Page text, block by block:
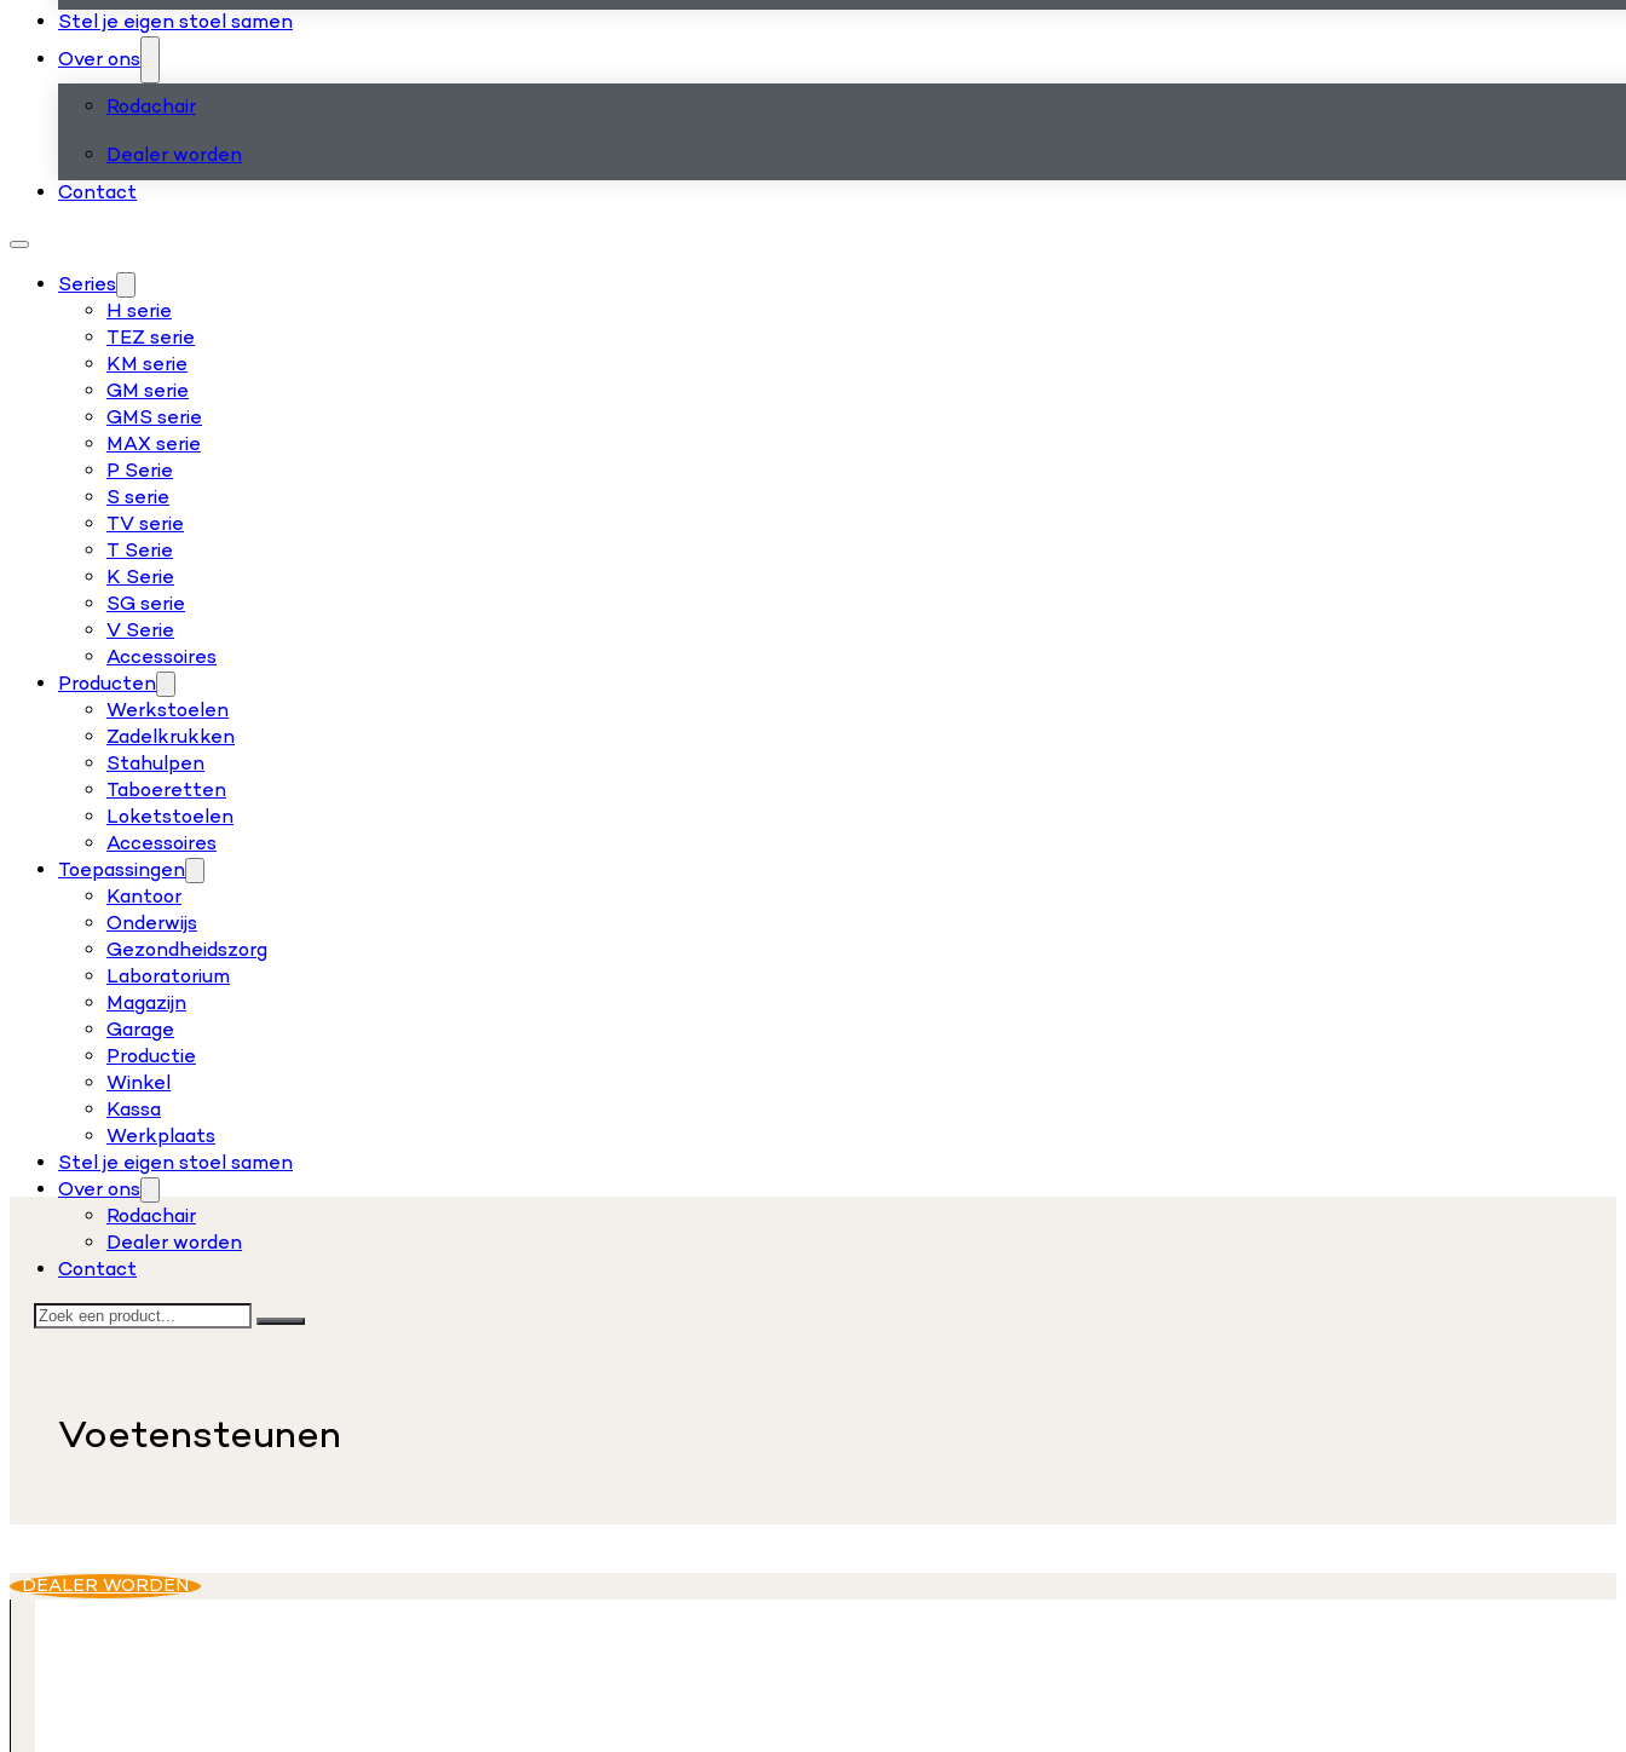
Stel je eigen stoel samen
Over ons
Rodachair
Dealer worden
Contact
Series
H serie
TEZ serie
KM serie
GM serie
GMS serie
MAX serie
P Serie
S serie
TV serie
T Serie
K Serie
SG serie
V Serie
Accessoires
Producten
Werkstoelen
Zadelkrukken
Stahulpen
Taboeretten
Loketstoelen
Accessoires
Toepassingen
Kantoor
Onderwijs
Gezondheidszorg
Laboratorium
Magazijn
Garage
Productie
Winkel
Kassa
Werkplaats
Stel je eigen stoel samen
Over ons
Rodachair
Dealer worden
Contact
Zoeken
Voetensteunen
DEALER WORDEN